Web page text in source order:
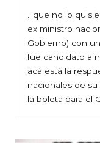
…que no lo
ex ministro
Gobierno) con
fue candidato a
acá está la
nacionales de
la boleta para el